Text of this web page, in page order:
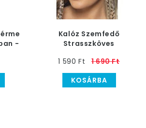
-
Kalóz Szemfedő
Strasszköves
1 590 Ft
1 690 Ft
KOSÁRBA